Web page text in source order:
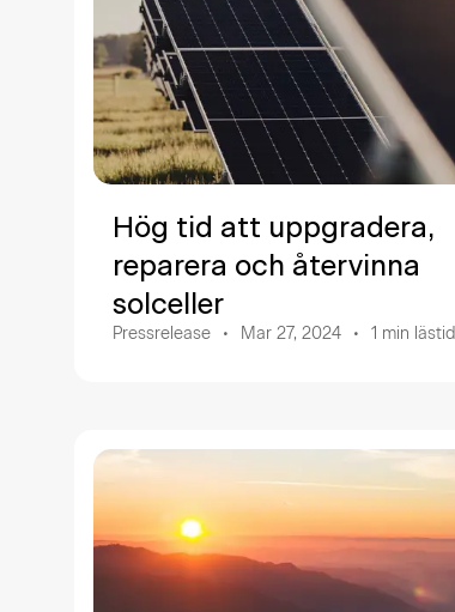
Hög tid att uppgradera,
reparera och återvinna
solceller
Pressrelease Mar 27, 2024 1 min lästid